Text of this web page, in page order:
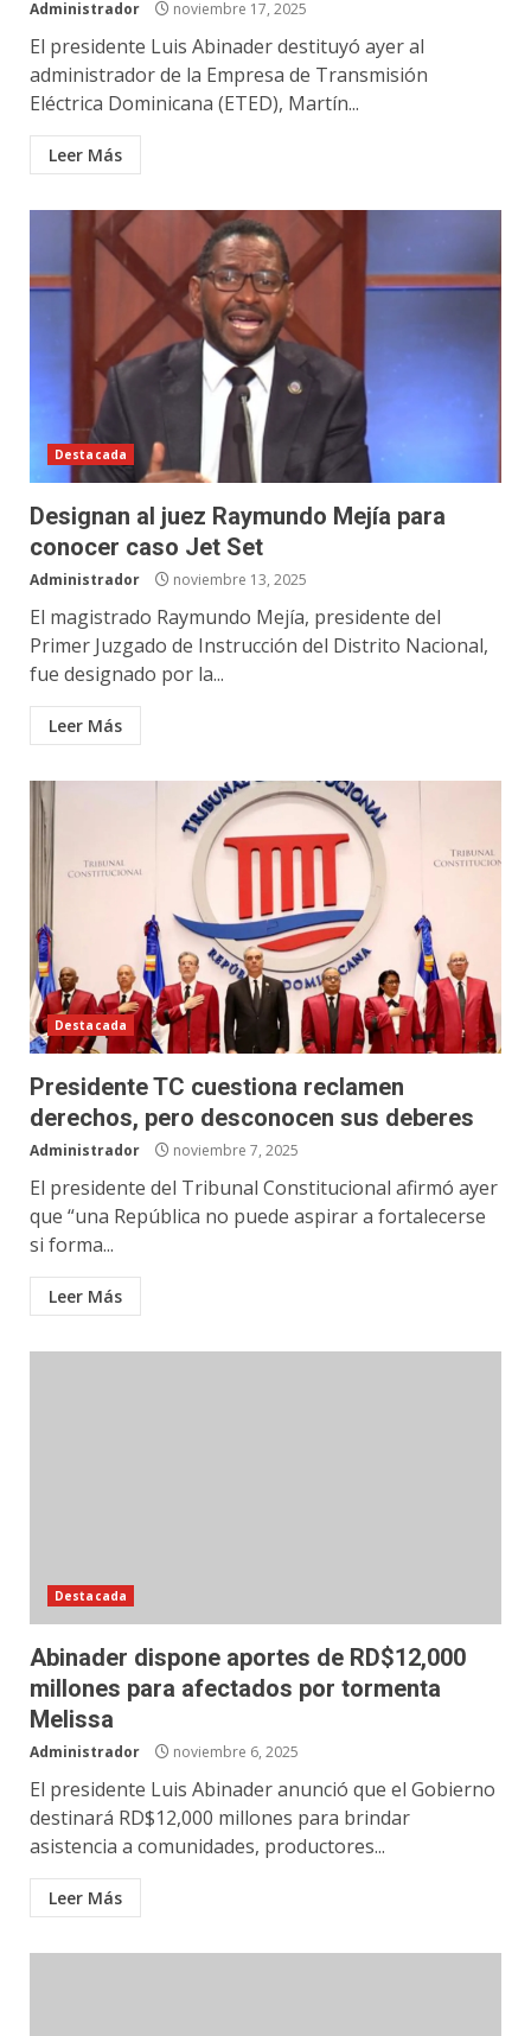
Administrador noviembre 17, 2025
El presidente Luis Abinader destituyó ayer al
administrador de la Empresa de Transmisión
Eléctrica Dominicana (ETED), Martín...
Leer Más
Destacada
Designan al juez Raymundo Mejía para
conocer caso Jet Set
Administrador noviembre 13, 2025
El magistrado Raymundo Mejía, presidente del
Primer Juzgado de Instrucción del Distrito Nacional,
fue designado por la...
Leer Más
Destacada
Presidente TC cuestiona reclamen
derechos, pero desconocen sus deberes
Administrador noviembre 7, 2025
El presidente del Tribunal Constitucional afirmó ayer
que “una República no puede aspirar a fortalecerse
si forma...
Leer Más
Destacada
Abinader dispone aportes de RD$12,000
millones para afectados por tormenta
Melissa
Administrador noviembre 6, 2025
El presidente Luis Abinader anunció que el Gobierno
destinará RD$12,000 millones para brindar
asistencia a comunidades, productores...
Leer Más